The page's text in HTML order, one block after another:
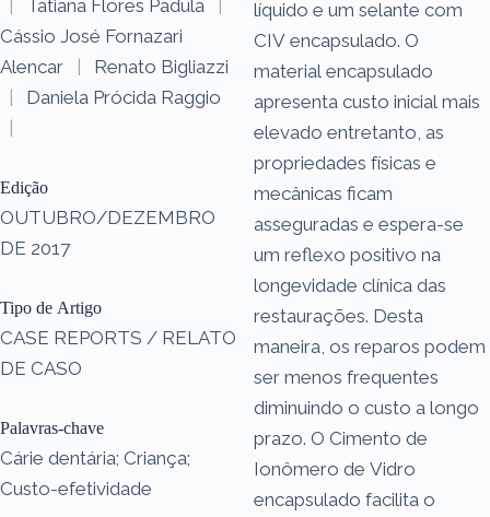
|
Tatiana Flores Padula
|
Cássio José Fornazari
Alencar
|
Renato Bigliazzi
|
Daniela Prócida Raggio
|
Edição
OUTUBRO/DEZEMBRO
DE 2017
Tipo de Artigo
CASE REPORTS / RELATO
DE CASO
Palavras-chave
Cárie dentária; Criança;
Custo-efetividade
líquido e um selante com
CIV encapsulado. O
material encapsulado
apresenta custo inicial mais
elevado entretanto, as
propriedades físicas e
mecânicas ficam
asseguradas e espera-se
um reflexo positivo na
longevidade clínica das
restaurações. Desta
maneira, os reparos podem
ser menos frequentes
diminuindo o custo a longo
prazo. O Cimento de
Ionômero de Vidro
encapsulado facilita o